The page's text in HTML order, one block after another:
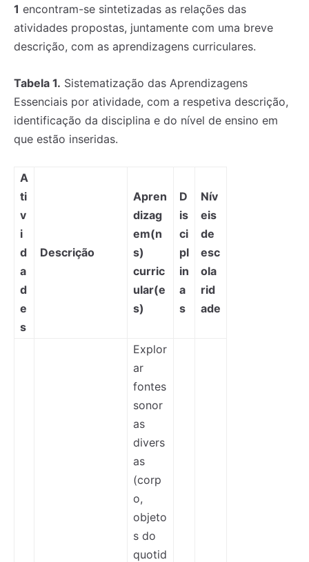
1 encontram-se sintetizadas as relações das
atividades propostas, juntamente com uma breve
descrição, com as aprendizagens curriculares.
Tabela 1. Sistematização das Aprendizagens
Essenciais por atividade, com a respetiva descrição,
identificação da disciplina e do nível de ensino em
que estão inseridas.
A
ti
v
i
d
a
d
e
s
Descrição
Apren
dizag
em(n
s)
curric
ular(e
s)
D
is
ci
pl
in
a
s
Nív
eis
de
esc
ola
rid
ade
Explor
ar
fontes
sonor
as
divers
as
(corp
o,
objeto
s do
quotid